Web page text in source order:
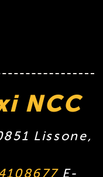
NCC
Lissone,
E-